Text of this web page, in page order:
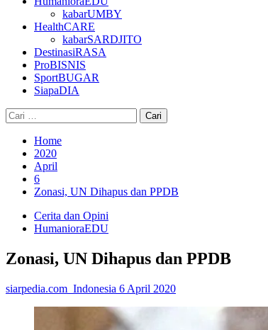
kabarUMBY
HealthCARE
kabarSARDJITO
DestinasiRASA
ProBISNIS
SportBUGAR
SiapaDIA
Cari
untuk:
Home
2020
April
6
Zonasi, UN Dihapus dan PPDB
Cerita dan Opini
HumanioraEDU
Zonasi, UN Dihapus dan PPDB
siarpedia.com_Indonesia 6 April 2020